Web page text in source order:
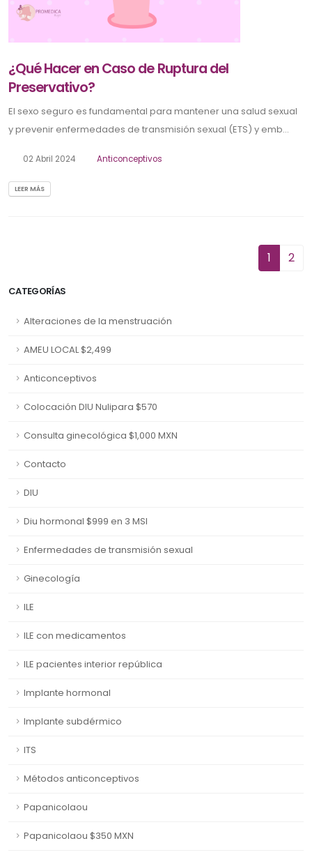
CATEGORÍAS
Alteraciones de la menstruación
AMEU LOCAL $2,499
Anticonceptivos
Colocación DIU Nulipara $570
Consulta ginecológica $1,000 MXN
Contacto
DIU
Diu hormonal $999 en 3 MSI
Enfermedades de transmisión sexual
Ginecología
ILE
ILE con medicamentos
ILE pacientes interior república
Implante hormonal
Implante subdérmico
ITS
Métodos anticonceptivos
Papanicolaou
Papanicolaou $350 MXN
¿Qué Hacer en Caso de Ruptura del
Preservativo?
El sexo seguro es fundamental para mantener una salud sexual
y prevenir enfermedades de transmisión sexual (ETS) y emb...
02 Abril 2024 Anticonceptivos
LEER MÁS
1 2